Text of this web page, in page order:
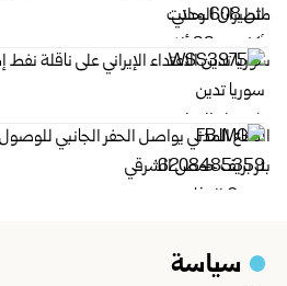
متن 608 رحلات
سوريا تدين الاعتداء الإيراني على ناقلة
الدفاع المدني يواصل الحفر الجانبي
بئر بريف حمص الشرقي
سياسة